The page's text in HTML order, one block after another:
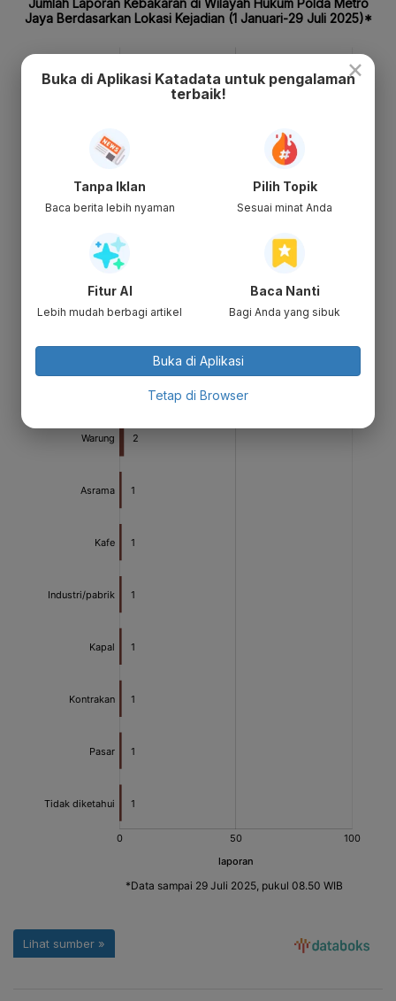
×
Buka di Aplikasi Katadata untuk pengalaman
terbaik!
Tanpa Iklan
Baca berita lebih nyaman
Pilih Topik
Sesuai minat Anda
Fitur AI
Lebih mudah berbagi artikel
Baca Nanti
Bagi Anda yang sibuk
Buka di Aplikasi
Tetap di Browser